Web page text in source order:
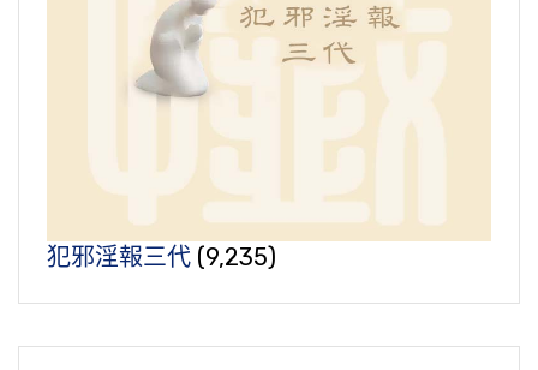
犯邪淫報三代 (9,235)